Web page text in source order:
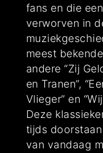
fans en die
verworven in
meest
andere “Zij
en Tranen”,
Vlieger” en
Deze
tijds
van vandaag